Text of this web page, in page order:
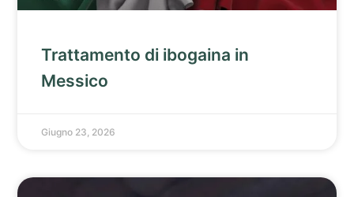
Trattamento di ibogaina in
Messico
Giugno 23, 2026